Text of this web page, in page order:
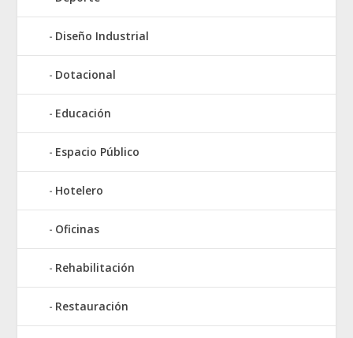
Diseño Industrial
Dotacional
Educación
Espacio Público
Hotelero
Oficinas
Rehabilitación
Restauración